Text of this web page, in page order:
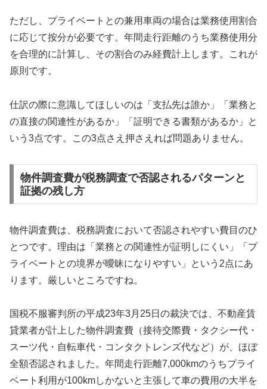
ただし、プライベートとの兼用車両の場合は業務使用割合
に応じて按分が必要です。年間走行距離のうち業務使用分
を合理的に計算し、その割合のみ経費計上します。これが
原則です。
仕訳の際に意識してほしいのは「支払先は誰か」「業務と
の直接の関連性があるか」「証明できる書類があるか」と
いう3点です。この3点さえ押さえれば問題ありません。
物件調査費が税務調査で否認されるパターンと
証拠の残し方
物件調査費は、税務調査において否認されやすい費目のひ
とつです。理由は「業務との関連性が証明しにくい」「プ
ライベートとの境界が曖昧になりやすい」という2点にあ
ります。厳しいところですね。
国税不服審判所の平成23年3月25日の裁決では、不動産賃
貸業者が計上した物件調査費（接待交際費・タクシー代・
スーツ代・自転車代・コンタクトレンズ代など）が、ほぼ
全額否認されました。年間走行距離7,000kmのうちプライ
ベート利用が100kmしかないと主張して車の費用の大半を